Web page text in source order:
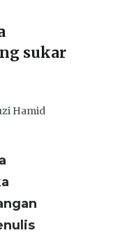
sukar
Hamid